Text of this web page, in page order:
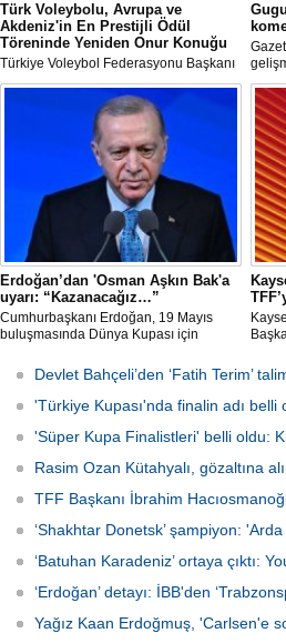
Türk Voleybolu, Avrupa ve
Akdeniz'in En Prestijli Ödül
Töreninde Yeniden Onur Konuğu
Türkiye Voleybol Federasyonu Başkanı
Mehmet Akif Üstündağ ile A Milli Kadın
Voleybol Takımı Başantrenörü Daniele
Santarelli, İtalya'nın başkenti Roma'da
düzenlenecek Euro-Mediterranean
Excellence Award 2026 (Akdeniz
Mükemmeliyet Ödülü) törenine 2. kez
resmi olarak davet edildi.
Erdoğan’dan 'Osman Aşkın Bak'a
uyarı: “Kazanacağız…”
Cumhurbaşkanı Erdoğan, 19 Mayıs
buluşmasında Dünya Kupası için
Spor Bakanı Osman Aşkın Bak’a,
"Sürpriz yapabiliriz deme, kazanacağız
diyeceksin" sözleriyle müdahale etti.
ve
ligin
Devlet Bahçeli’den ‘Fatih Terim’
'Türkiye Kupası'nda finalin adı
'Süper Kupa Finalistleri' belli oldu:
Rasim Ozan Kütahyalı, gözaltına
TFF Başkanı İbrahim
‘Shakhtar Donetsk’ şampiyon: 'Arda
‘Batuhan Karadeniz’ ortaya çıktı:
‘Erdoğan’ detayı: İBB'den
Yağız Kaan Erdoğmuş, 'Carlsen'e